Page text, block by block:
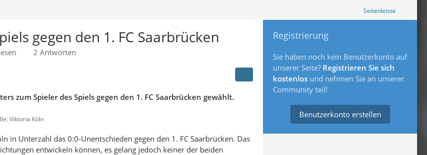
Seitenleiste
gegen den 1. FC Saarbrücken
2 Antworten
zum Spieler des Spiels gegen den 1. FC Saarbrücken gewählt.
Viktoria Köln
Unterzahl das 0:0-Unentschieden gegen den 1. FC Saarbrücken. Das
entwickeln können, es gelang jedoch keiner der beiden
Registrierung
Sie haben noch kein Benutzerkonto auf
unserer Seite? Registrieren Sie sich
kostenlos und nehmen Sie an unserer
Community teil!
Benutzerkonto erstellen